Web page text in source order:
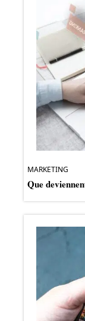
MARKETING
Que